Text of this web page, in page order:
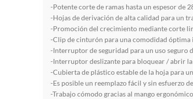
-Potente corte de ramas hasta un espesor de
-Hojas de derivación de alta calidad para un
-Promoción del crecimiento mediante corte
-Clip de cinturón para una comodidad óptima
-Interruptor de seguridad para un uso seguro
-Interruptor deslizante para bloquear / abrir
-Cubierta de plástico estable de la hoja para
-Es posible un reemplazo fácil y sin esfuerzo
-Trabajo cómodo gracias al mango